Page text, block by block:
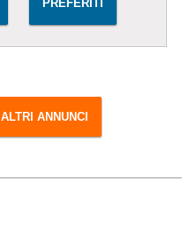
PREFERITI
ALTRI ANNUNCI